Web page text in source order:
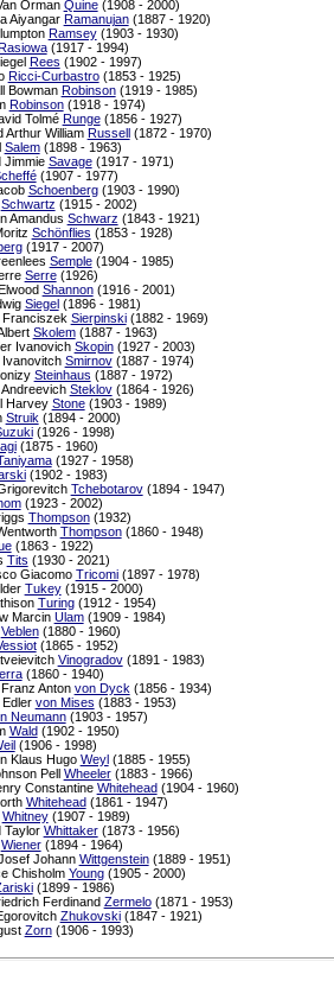
Orman Quine(1908 - 2000)
Aiyangar Ramanujan(1887 - 1920)
Ramsey(1903 - 1930)
(1917 - 1994)
Rees (1902 - 1997)
Ricci-Curbastro(1853 - 1925)
Bowman Robinson(1919 - 1985)
Robinson(1918 - 1974)
Tolmé Runge(1856 - 1927)
Arthur William Russell(1872 - 1970)
Salem(1898 - 1963)
Jimmie Savage(1917 - 1971)
(1907 - 1977)
Schoenberg(1903 - 1990)
Schwartz (1915 - 2002)
Amandus Schwarz (1843 - 1921)
Schönflies (1853 - 1928)
(1917 - 2007)
Semple(1904 - 1985)
Serre(1926)
Shannon(1916 - 2001)
Siegel(1896 - 1981)
Franciszek Sierpinski(1882 - 1969)
Skolem(1887 - 1963)
Ivanovich Skopin(1927 - 2003)
Ivanovitch Smirnov(1887 - 1974)
Steinhaus (1887 - 1972)
Andreevich Steklov(1864 - 1926)
Harvey Stone(1903 - 1989)
Struik (1894 - 2000)
(1926 - 1998)
(1875 - 1960)
(1927 - 1958)
(1902 - 1983)
Tchebotarov(1894 - 1947)
(1923 - 2002)
Thompson(1932)
Thompson(1860 - 1948)
(1863 - 1922)
Tits (1930 - 2021)
Giacomo Tricomi(1897 - 1978)
Tukey(1915 - 2000)
Turing(1912 - 1954)
Marcin Ulam(1909 - 1984)
Veblen(1880 - 1960)
(1865 - 1952)
Vinogradov(1891 - 1983)
(1860 - 1940)
Anton von Dyck (1856 - 1934)
von Mises (1883 - 1953)
Neumann(1903 - 1957)
Wald(1902 - 1950)
(1906 - 1998)
Klaus Hugo Weyl(1885 - 1955)
Pell Wheeler(1883 - 1966)
Constantine Whitehead(1904 - 1960)
Whitehead(1861 - 1947)
Whitney(1907 - 1989)
Taylor Whittaker(1873 - 1956)
Wiener(1894 - 1964)
Johann Wittgenstein(1889 - 1951)
Chisholm Young(1905 - 2000)
(1899 - 1986)
Ferdinand Zermelo(1871 - 1953)
Zhukovski(1847 - 1921)
Zorn(1906 - 1993)